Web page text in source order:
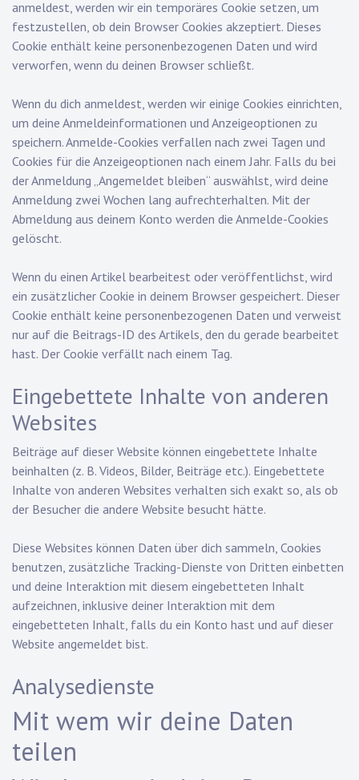
anmeldest, werden wir ein temporäres Cookie setzen, um
festzustellen, ob dein Browser Cookies akzeptiert. Dieses
Cookie enthält keine personenbezogenen Daten und wird
verworfen, wenn du deinen Browser schließt.
Wenn du dich anmeldest, werden wir einige Cookies einrichten,
um deine Anmeldeinformationen und Anzeigeoptionen zu
speichern. Anmelde-Cookies verfallen nach zwei Tagen und
Cookies für die Anzeigeoptionen nach einem Jahr. Falls du bei
der Anmeldung „Angemeldet bleiben“ auswählst, wird deine
Anmeldung zwei Wochen lang aufrechterhalten. Mit der
Abmeldung aus deinem Konto werden die Anmelde-Cookies
gelöscht.
Wenn du einen Artikel bearbeitest oder veröffentlichst, wird
ein zusätzlicher Cookie in deinem Browser gespeichert. Dieser
Cookie enthält keine personenbezogenen Daten und verweist
nur auf die Beitrags-ID des Artikels, den du gerade bearbeitet
hast. Der Cookie verfällt nach einem Tag.
Eingebettete Inhalte von anderen
Websites
Beiträge auf dieser Website können eingebettete Inhalte
beinhalten (z. B. Videos, Bilder, Beiträge etc.). Eingebettete
Inhalte von anderen Websites verhalten sich exakt so, als ob
der Besucher die andere Website besucht hätte.
Diese Websites können Daten über dich sammeln, Cookies
benutzen, zusätzliche Tracking-Dienste von Dritten einbetten
und deine Interaktion mit diesem eingebetteten Inhalt
aufzeichnen, inklusive deiner Interaktion mit dem
eingebetteten Inhalt, falls du ein Konto hast und auf dieser
Website angemeldet bist.
Analysedienste
Mit wem wir deine Daten
teilen